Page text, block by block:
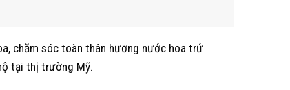
chăm sóc toàn thân hương nước hoa trứ
tại thị trường Mỹ.